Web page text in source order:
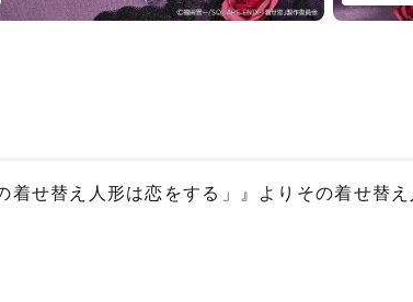
着せ替え人形は恋をする」』よりその着せ替